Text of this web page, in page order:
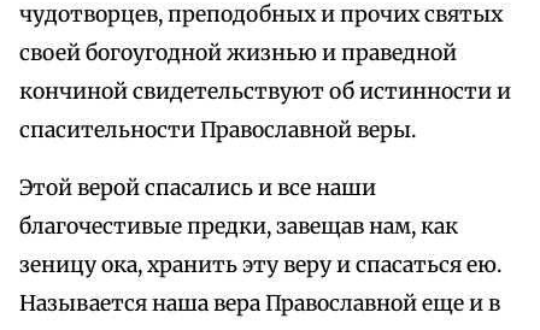
чудотворцев, преподобных и прочих святых
своей богоугодной жизнью и праведной
кончиной свидетельствуют об истинности и
спасительности Православной веры.
Этой верой спасались и все наши
благочестивые предки, завещав нам, как
зеницу ока, хранить эту веру и спасаться ею.
Называется наша вера Православной еще и в